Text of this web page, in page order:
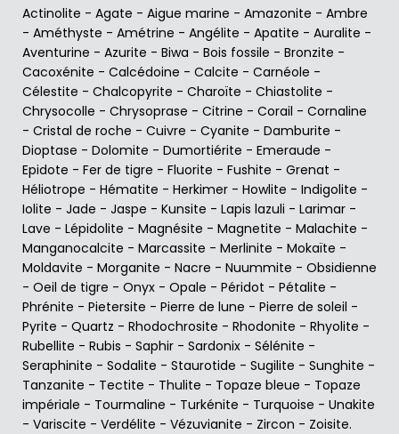
Actinolite - Agate - Aigue marine - Amazonite - Ambre
- Améthyste - Amétrine - Angélite - Apatite - Auralite -
Aventurine - Azurite - Biwa - Bois fossile - Bronzite -
Cacoxénite - Calcédoine - Calcite - Carnéole -
Célestite - Chalcopyrite - Charoïte - Chiastolite -
Chrysocolle - Chrysoprase - Citrine - Corail - Cornaline
- Cristal de roche - Cuivre - Cyanite - Damburite -
Dioptase - Dolomite - Dumortiérite - Emeraude -
Epidote - Fer de tigre - Fluorite - Fushite - Grenat -
Héliotrope - Hématite - Herkimer - Howlite - Indigolite -
Iolite - Jade - Jaspe - Kunsite - Lapis lazuli - Larimar -
Lave - Lépidolite - Magnésite - Magnetite - Malachite -
Manganocalcite - Marcassite - Merlinite - Mokaïte -
Moldavite - Morganite - Nacre - Nuummite - Obsidienne
- Oeil de tigre - Onyx - Opale - Péridot - Pétalite -
Phrénite - Pietersite - Pierre de lune - Pierre de soleil -
Pyrite - Quartz - Rhodochrosite - Rhodonite - Rhyolite -
Rubellite - Rubis - Saphir - Sardonix - Sélénite -
Seraphinite - Sodalite - Staurotide - Sugilite - Sunghite -
Tanzanite - Tectite - Thulite - Topaze bleue - Topaze
impériale - Tourmaline - Turkénite - Turquoise - Unakite
- Variscite - Verdélite - Vézuvianite - Zircon - Zoisite.